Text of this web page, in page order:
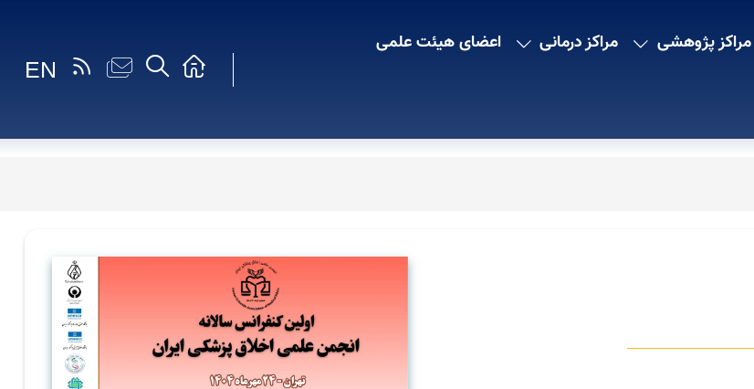
مراکز پژوهشی مراکز درمانی اعضای هیئت علمی
EN